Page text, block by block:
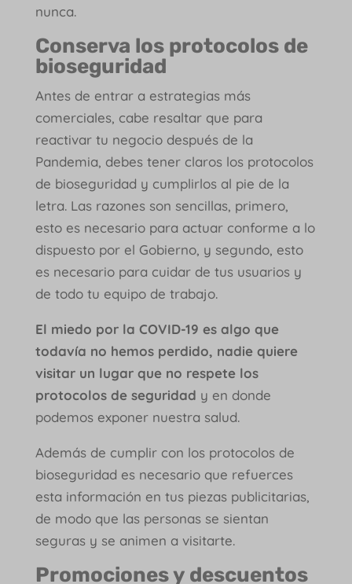
nunca.
Conserva los protocolos de
bioseguridad
Antes de entrar a estrategias más
comerciales, cabe resaltar que para
reactivar tu negocio después de la
Pandemia, debes tener claros los protocolos
de bioseguridad y cumplirlos al pie de la
letra. Las razones son sencillas, primero,
esto es necesario para actuar conforme a lo
dispuesto por el Gobierno, y segundo, esto
es necesario para cuidar de tus usuarios y
de todo tu equipo de trabajo.
El miedo por la COVID-19 es algo que
todavía no hemos perdido, nadie quiere
visitar un lugar que no respete los
protocolos de seguridad y en donde
podemos exponer nuestra salud.
Además de cumplir con los protocolos de
bioseguridad es necesario que refuerces
esta información en tus piezas publicitarias,
de modo que las personas se sientan
seguras y se animen a visitarte.
Promociones y descuentos